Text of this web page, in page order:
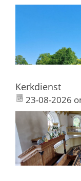
Kerkdienst
23-08-2026